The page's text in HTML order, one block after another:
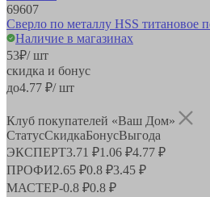
69607
Сверло по металлу HSS
Наличие в магазинах
53₽/ шт
скидка и бонус
до4.77 ₽/ шт
Клуб покупателей «Ваш Дом»
СтатусСкидкаБонусВыгода
ЭКСПЕРТ3.71 ₽1.06 ₽4.77 ₽
ПРОФИ2.65 ₽0.8 ₽3.45 ₽
МАСТЕР-0.8 ₽0.8 ₽